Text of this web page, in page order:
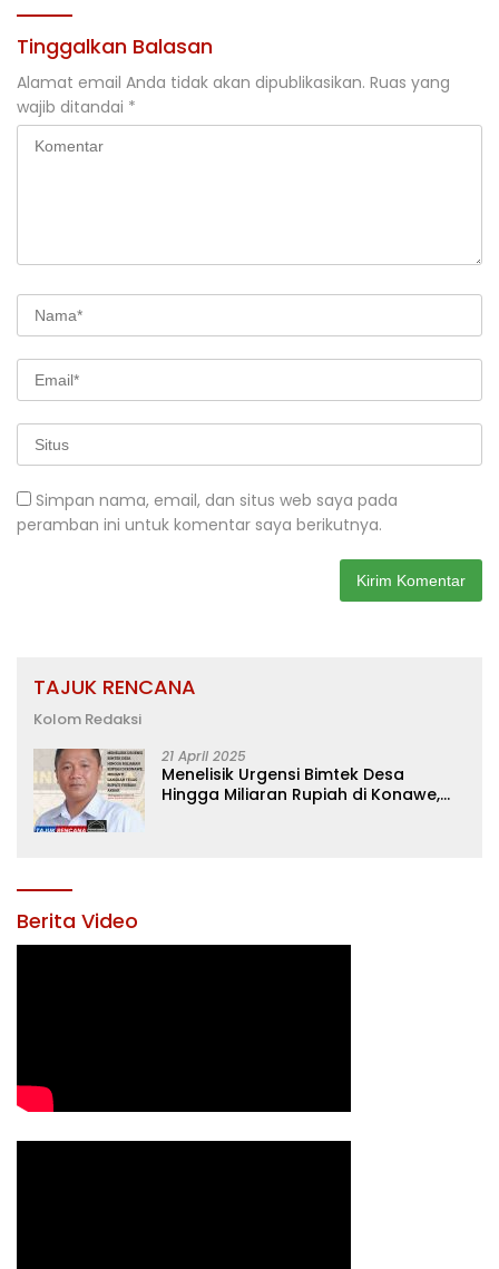
Tinggalkan Balasan
Alamat email Anda tidak akan dipublikasikan. Ruas yang
wajib ditandai *
Simpan nama, email, dan situs web saya pada
peramban ini untuk komentar saya berikutnya.
TAJUK RENCANA
Kolom Redaksi
21 April 2025
Menelisik Urgensi Bimtek Desa
Hingga Miliaran Rupiah di Konawe,
Berita Video